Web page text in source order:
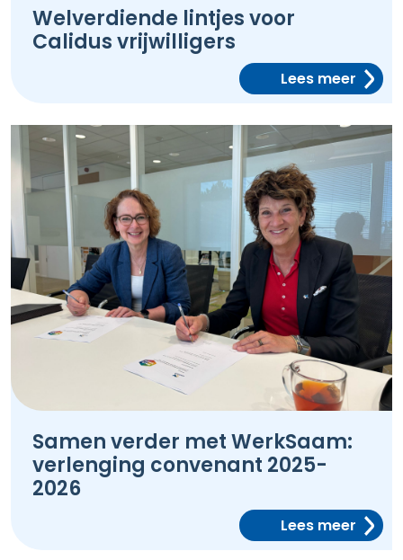
Welverdiende lintjes voor
Calidus vrijwilligers
Lees meer
Samen verder met WerkSaam:
verlenging convenant 2025-
2026
Lees meer